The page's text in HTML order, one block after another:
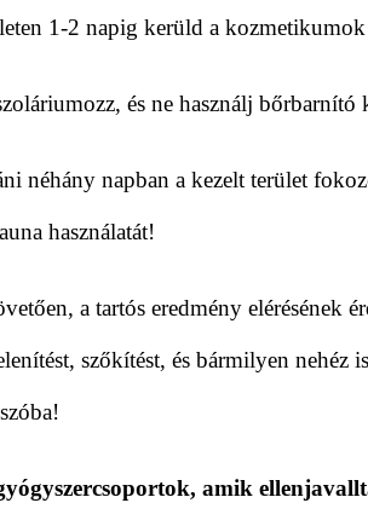
1-2 napig kerüld a
és ne használj bőrbarnító
néhány napban a kezelt terület
használatát!
a tartós eredmény elérésének
szőkítést, és bármilyen nehéz
amik